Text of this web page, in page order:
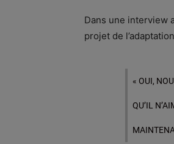
Dans une interview
projet de
« OUI,
QU’IL